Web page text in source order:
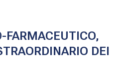
FARMACEUTICO,
DEI